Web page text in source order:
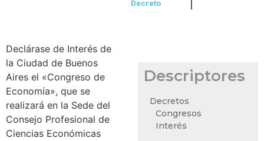
Decreto
Declárase de Interés de
la Ciudad de Buenos
Aires el «Congreso de
Economía», que se
realizará en la Sede del
Consejo Profesional de
Ciencias Económicas
Descriptores
Decretos
Congresos
Interés